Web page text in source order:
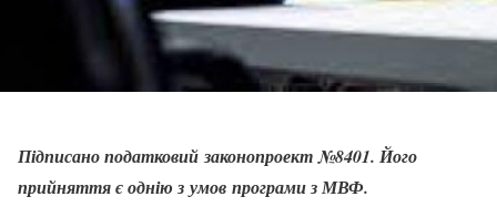
Підписано податковий законопроект №8401. Його
прийняття є однію з умов програми з МВФ.